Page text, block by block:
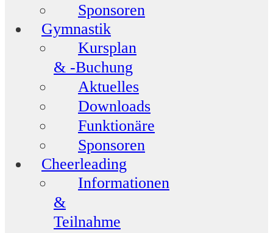
Sponsoren
Gymnastik
Kursplan
& -Buchung
Aktuelles
Downloads
Funktionäre
Sponsoren
Cheerleading
Informationen
&
Teilnahme